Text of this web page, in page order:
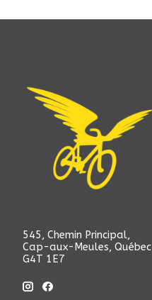
545, Chemin Principal,
Cap-aux-Meules, Québec
G4T 1E7